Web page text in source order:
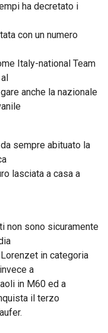
ha decretato i
con un numero
Italy-national Team
anche la nazionale
sempre abituato la
lasciata a casa a
non sono sicuramente
in categoria
a
in M60 ed a
il terzo